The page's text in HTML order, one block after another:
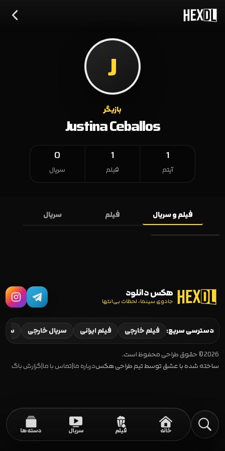
J
بازیگر
Justina Ceballos
1
آیتم
1
فیلم
0
سریال
فیلم و سریال فیلم سریال
2024
هکس دانلود
جادوی سینما، لحظات بی‌انتها
دسترسی سریع: فیلم خارجی فیلم ایرانی سریال خارجی
2026 © حقوق طراحی محفوظ است.
ساخته شده با عشق توسط تیم طراحی هکسدرباره ما|تماس با ما|گزارش باگ
خانه فیلم سریال دسته‌ها